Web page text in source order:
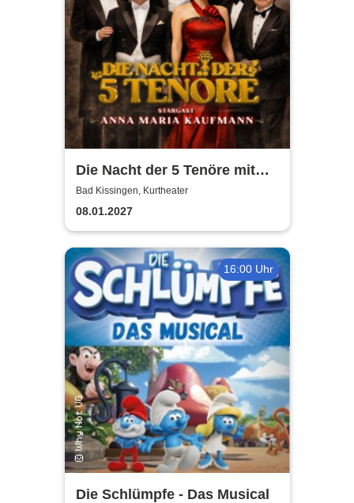
Die Nacht der 5 Tenöre mit
Anna Maria Kaufmann
Bad Kissingen, Kurtheater
08.01.2027
16:00 Uhr
Die Schlümpfe - Das Musical